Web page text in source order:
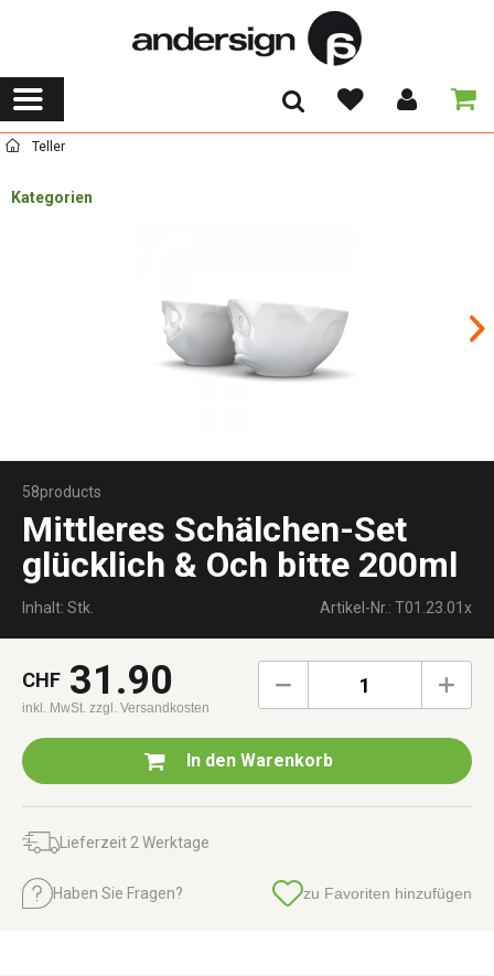
Teller
Kategorien
58products
Mittleres Schälchen-Set
glücklich & Och bitte 200ml
Inhalt: Stk. Artikel-Nr.: T01.23.01x
CHF 31.90
inkl. MwSt. zzgl. Versandkosten
1
In den Warenkorb
Lieferzeit 2 Werktage
Haben Sie Fragen? zu Favoriten hinzufügen